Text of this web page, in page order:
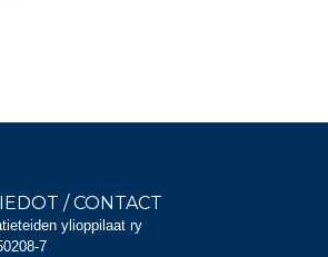
/ CONTACT
ylioppilaat ry
7